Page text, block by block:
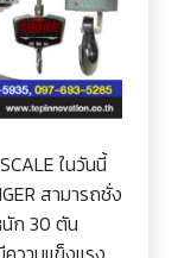
ในวันนี้
สามารถชั่ง
ก 30 ตัน